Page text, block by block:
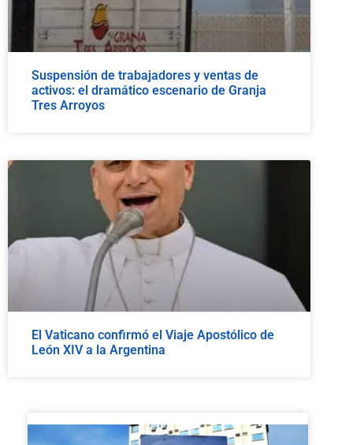
Suspensión de trabajadores y ventas de
activos: el dramático escenario de Granja
Tres Arroyos
El Vaticano confirmó el Viaje Apostólico de
León XIV a la Argentina